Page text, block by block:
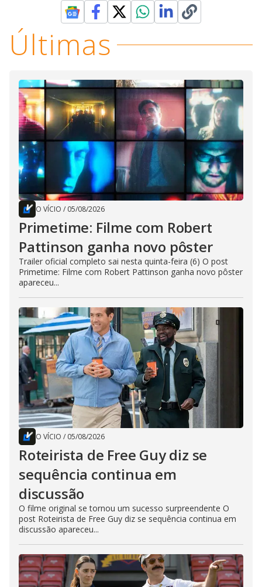
Últimas
O VÍCIO / 05/08/2026
Primetime: Filme com Robert
Pattinson ganha novo pôster
Trailer oficial completo sai nesta quinta-feira (6) O post
Primetime: Filme com Robert Pattinson ganha novo pôster
apareceu...
O VÍCIO / 05/08/2026
Roteirista de Free Guy diz se
sequência continua em
discussão
O filme original se tornou um sucesso surpreendente O
post Roteirista de Free Guy diz se sequência continua em
discussão apareceu...